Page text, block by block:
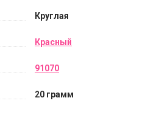
Круглая
Красный
91070
20 грамм